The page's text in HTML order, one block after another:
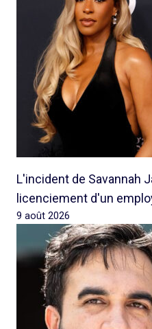
L'incident de Savannah
licenciement d'un
9 août 2026